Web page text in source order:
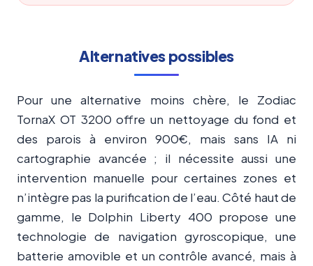
Alternatives possibles
Pour une alternative moins chère, le Zodiac
TornaX OT 3200 offre un nettoyage du fond et
des parois à environ 900€, mais sans IA ni
cartographie avancée ; il nécessite aussi une
intervention manuelle pour certaines zones et
n’intègre pas la purification de l’eau. Côté haut de
gamme, le Dolphin Liberty 400 propose une
technologie de navigation gyroscopique, une
batterie amovible et un contrôle avancé, mais à